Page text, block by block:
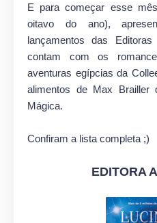
E para começar esse
oitavo do ano),
lançamentos das
contam com os
aventuras egípcias da
alimentos de Max
Mágica.
Confiram a lista completa ;)
EDITORA